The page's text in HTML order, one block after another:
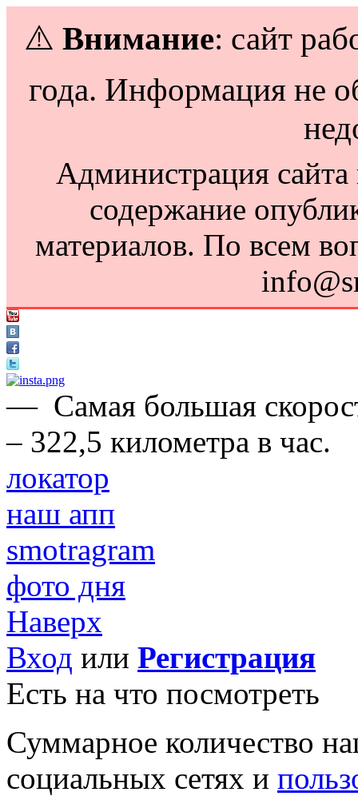
⚠️ Внимание: сайт
года. Информация не
Администрация сайта
содержание
материалов. По всем
— Самая большая
– 322,5 километра в час.
локатор
наш апп
smotragram
фото дня
Наверх
Вход или Регистрация
Есть на что посмотреть
Суммарное количество
социальных сетях и